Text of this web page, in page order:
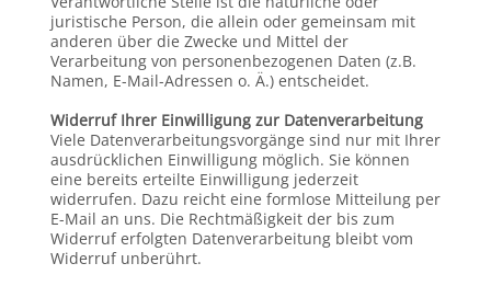
juristische Person, die allein oder gemeinsam mit
anderen über die Zwecke und Mittel der
Verarbeitung von personenbezogenen Daten (z.B.
Namen, E-Mail-Adressen o. Ä.) entscheidet.
Widerruf Ihrer Einwilligung zur Datenverarbeitung
Viele Datenverarbeitungsvorgänge sind nur mit Ihrer
ausdrücklichen Einwilligung möglich. Sie können
eine bereits erteilte Einwilligung jederzeit
widerrufen. Dazu reicht eine formlose Mitteilung per
E-Mail an uns. Die Rechtmäßigkeit der bis zum
Widerruf erfolgten Datenverarbeitung bleibt vom
Widerruf unberührt.